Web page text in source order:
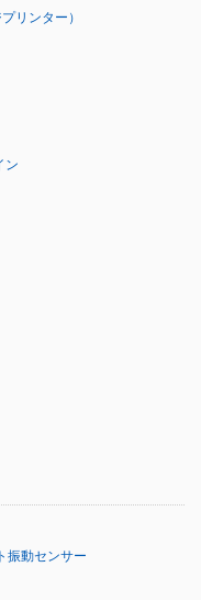
リンター）
ン
振動センサー